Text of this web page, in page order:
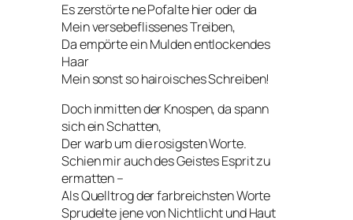
Es zerstörte ne Pofalte hier oder da
Mein versebeflissenes Treiben,
Da empörte ein Mulden entlockendes
Haar
Mein sonst so hairoisches Schreiben!
Doch inmitten der Knospen, da spann
sich ein Schatten,
Der warb um die rosigsten Worte.
Schien mir auch des Geistes Esprit zu
ermatten –
Als Quelltrog der farbreichsten Worte
Sprudelte jene von Nichtlicht und Haut